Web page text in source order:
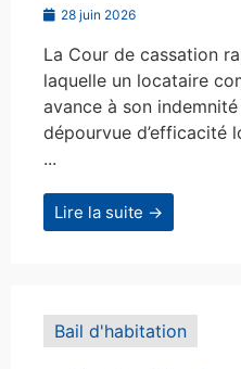
28 juin 2026
La Cour de cassation
laquelle un locataire
avance à son indemnité
dépourvue d’efficacité
...
Lire la suite →
Bail d'habitation